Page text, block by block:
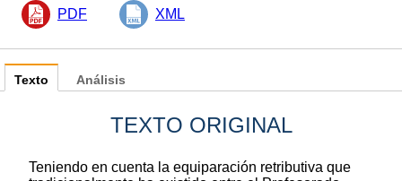
PDF XML
Texto
TEXTO ORIGINAL
Teniendo en cuenta la equiparación retributiva que
Análisis